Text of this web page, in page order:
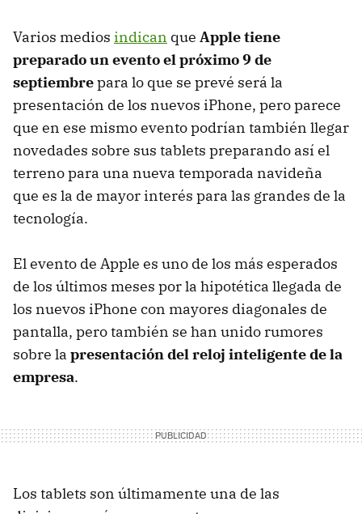
Varios medios indican que Apple tiene
preparado un evento el próximo 9 de
septiembrepara lo que se prevé será la
presentación de los nuevos iPhone, pero parece
que en ese mismo evento podrían también llegar
novedades sobre sus tablets preparando así el
terreno para una nueva temporada navideña
que es la de mayor interés para las grandes de la
tecnología.
El evento de Apple es uno de los más esperados
de los últimos meses por la hipotética llegada de
los nuevos iPhone con mayores diagonales de
pantalla, pero también se han unido rumores
sobre la presentación del reloj inteligente de la
empresa.
Los tablets son últimamente una de las